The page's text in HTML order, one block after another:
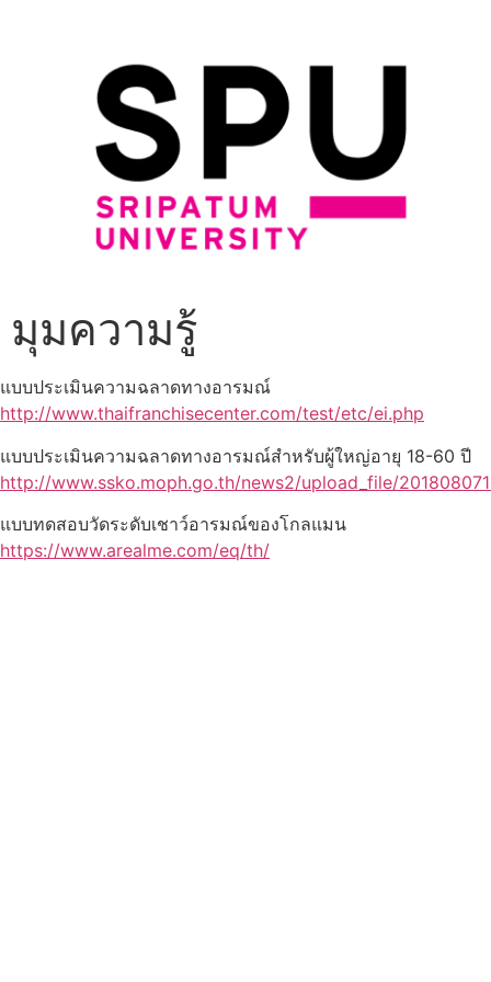
มุมความรู้
แบบประเมินความฉลาดทางอารมณ์
http://www.thaifranchisecenter.com/test/etc/ei.php
แบบประเมินความฉลาดทางอารมณ์สำหรับผู้ใหญ่อายุ 18-60 ปี
http://www.ssko.moph.go.th/news2/upload_file/
แบบทดสอบวัดระดับเชาว์อารมณ์ของโกลแมน
https://www.arealme.com/eq/th/